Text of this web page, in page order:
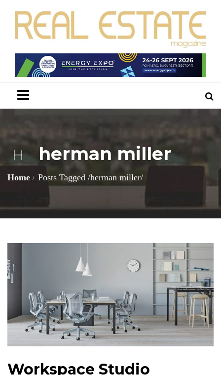
H herman miller
Home Posts Tagged /herman miller/
Workspace Studio